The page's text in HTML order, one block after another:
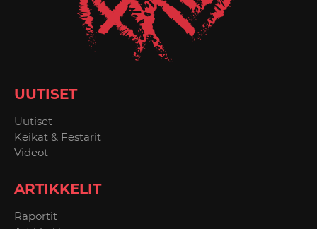
UUTISET
Uutiset
Keikat & Festarit
Videot
ARTIKKELIT
Raportit